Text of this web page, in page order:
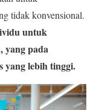
tidak konvensional.
untuk
yang pada
yang lebih tinggi.